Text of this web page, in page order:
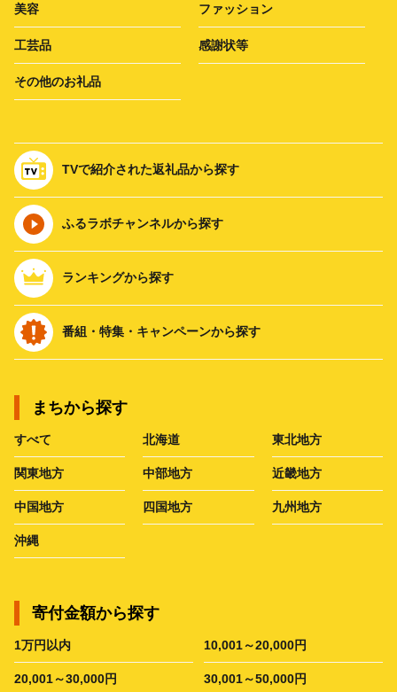
美容 ファッション
工芸品 感謝状等
その他のお礼品
TVで紹介された返礼品から探す
ふるラボチャンネルから探す
ランキングから探す
番組・特集・キャンペーンから探す
まちから探す
すべて 北海道 東北地方
関東地方 中部地方 近畿地方
中国地方 四国地方 九州地方
沖縄
寄付金額から探す
1万円以内 10,001～20,000円
20,001～30,000円 30,001～50,000円